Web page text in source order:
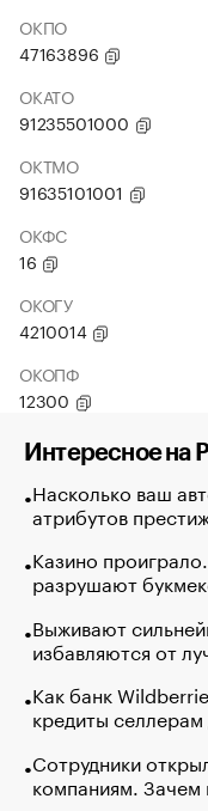
ОКПО
47163896
ОКАТО
91235501000
ОКТМО
91635101001
ОКФС
16
ОКОГУ
4210014
ОКОПФ
12300
Интересное на
Насколько ваш
атрибутов
Казино
разрушают
Выживают
избавляются от
Как банк
кредиты
Сотрудники
компаниям. Зачем